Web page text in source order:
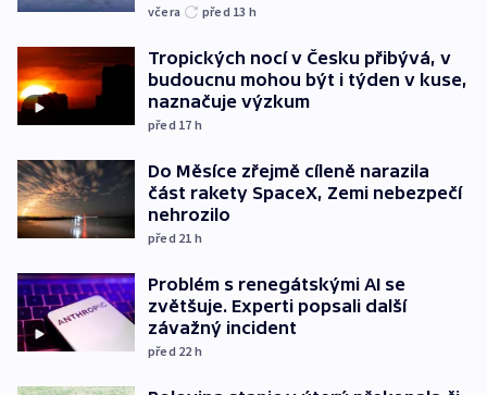
včera před 13 h
Tropických nocí v Česku přibývá, v
budoucnu mohou být i týden v kuse,
naznačuje výzkum
před 17 h
Do Měsíce zřejmě cíleně narazila
část rakety SpaceX, Zemi nebezpečí
nehrozilo
před 21 h
Problém s renegátskými AI se
zvětšuje. Experti popsali další
závažný incident
před 22 h